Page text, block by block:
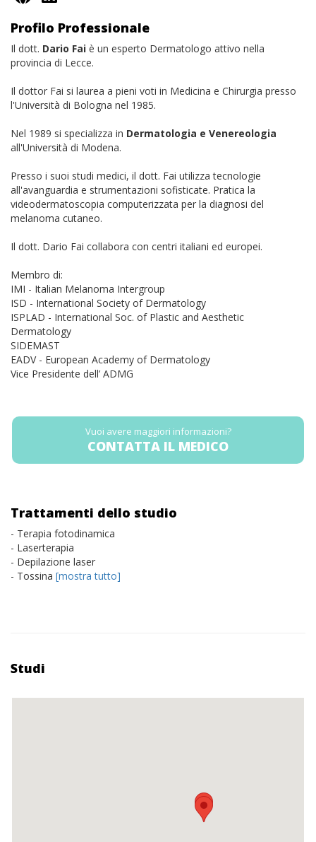
Profilo Professionale
Il dott. Dario Fai è un esperto Dermatologo attivo nella
provincia di Lecce.
Il dottor Fai si laurea a pieni voti in Medicina e Chirurgia presso
l'Università di Bologna nel 1985.
Nel 1989 si specializza in Dermatologia e Venereologia
all'Università di Modena.
Presso i suoi studi medici, il dott. Fai utilizza tecnologie
all'avanguardia e strumentazioni sofisticate. Pratica la
videodermatoscopia computerizzata per la diagnosi del
melanoma cutaneo.
Il dott. Dario Fai collabora con centri italiani ed europei.
Membro di:
IMI - Italian Melanoma Intergroup
ISD - International Society of Dermatology
ISPLAD - International Soc. of Plastic and Aesthetic
Dermatology
SIDEMAST
EADV - European Academy of Dermatology
Vice Presidente dell’ ADMG
Vuoi avere maggiori informazioni?
CONTATTA IL MEDICO
Trattamenti dello studio
- Terapia fotodinamica
- Laserterapia
- Depilazione laser
- Tossina [mostra tutto]
Studi